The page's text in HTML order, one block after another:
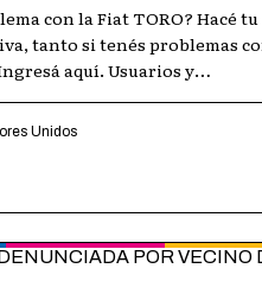
con la Fiat TORO? Hacé
tanto si tenés problemas
aquí. Usuarios y…
Unidos